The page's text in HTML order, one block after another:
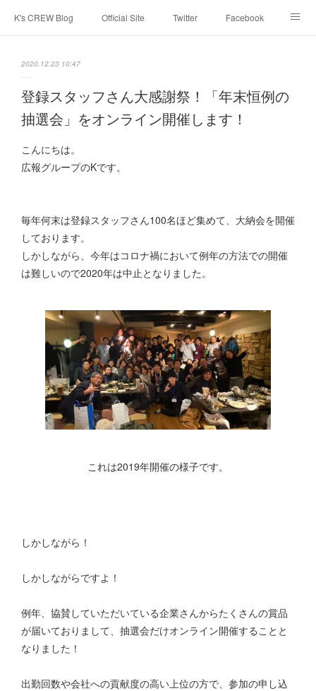
K's CREW Blog Official Site Twitter Facebook
2020.12.23 10:47
登録スタッフさん大感謝祭！「年末恒例の
抽選会」をオンライン開催します！
こんにちは。
広報グループのKです。
毎年何末は登録スタッフさん100名ほど集めて、大納会を開催
しております。
しかしながら、今年はコロナ禍において例年の方法での開催
は難しいので2020年は中止となりました。
これは2019年開催の様子です。
しかしながら！
しかしながらですよ！
例年、協賛していただいている企業さんからたくさんの賞品
が届いておりまして、抽選会だけオンライン開催することと
なりました！
出勤回数や会社への貢献度の高い上位の方で、参加の申し込